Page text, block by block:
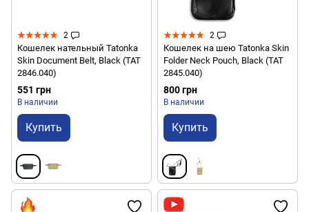
2
Кошелек нательный Tatonka
Skin Document Belt, Black (TAT
2846.040)
551 грн
В наличии
Купить
2
Кошелек на шею Tatonka Skin
Folder Neck Pouch, Black (TAT
2845.040)
800 грн
В наличии
Купить